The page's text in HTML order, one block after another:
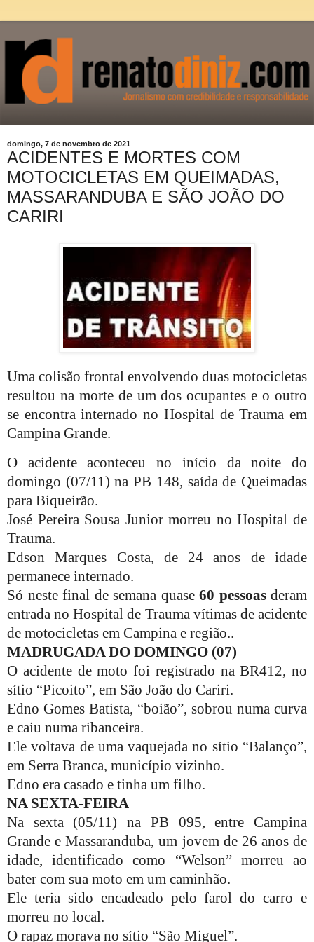
domingo, 7 de novembro de 2021
ACIDENTES E MORTES COM
MOTOCICLETAS EM QUEIMADAS,
MASSARANDUBA E SÃO JOÃO DO
CARIRI
Uma colisão frontal envolvendo duas motocicletas
resultou na morte de um dos ocupantes e o outro
se encontra internado no Hospital de Trauma em
Campina Grande.
O acidente aconteceu no início da noite do
domingo (07/11) na PB 148, saída de Queimadas
para Biqueirão.
José Pereira Sousa Junior morreu no Hospital de
Trauma.
Edson Marques Costa, de 24 anos de idade
permanece internado.
Só neste final de semana quase 60 pessoasderam
entrada no Hospital de Trauma vítimas de acidente
de motocicletas em Campina e região..
MADRUGADA DO DOMINGO (07)
O acidente de moto foi registrado na BR412, no
sítio “Picoito”, em São João do Cariri.
Edno Gomes Batista, “boião”, sobrou numa curva
e caiu numa ribanceira.
Ele voltava de uma vaquejada no sítio “Balanço”,
em Serra Branca, município vizinho.
Edno era casado e tinha um filho.
NA SEXTA-FEIRA
Na sexta (05/11) na PB 095, entre Campina
Grande e Massaranduba, um jovem de 26 anos de
idade, identificado como “Welson” morreu ao
bater com sua moto em um caminhão.
Ele teria sido encadeado pelo farol do carro e
morreu no local.
O rapaz morava no sítio “São Miguel”.